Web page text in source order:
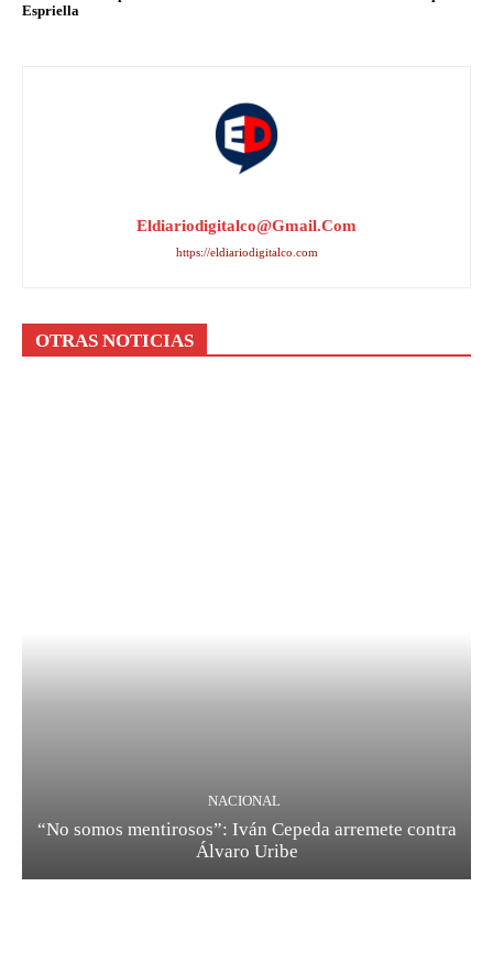
Espriella
Eldiariodigitalco@gmail.com
https://eldiariodigitalco.com
OTRAS NOTICIAS
NACIONAL
“No somos mentirosos”: Iván Cepeda arremete contra
Álvaro Uribe